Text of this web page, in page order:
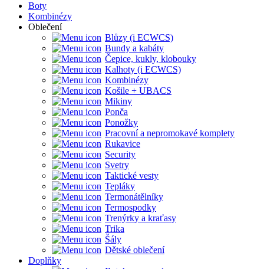
Boty
Kombinézy
Oblečení
Blůzy (i ECWCS)
Bundy a kabáty
Čepice, kukly, klobouky
Kalhoty (i ECWCS)
Kombinézy
Košile + UBACS
Mikiny
Ponča
Ponožky
Pracovní a nepromokavé komplety
Rukavice
Security
Svetry
Taktické vesty
Tepláky
Termonátělníky
Termospodky
Trenýrky a kraťasy
Trika
Šály
Dětské oblečení
Doplňky